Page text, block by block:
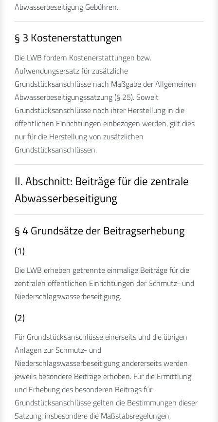
Abwasserbeseitigung Gebühren.
§ 3 Kostenerstattungen
Die LWB fordern Kostenerstattungen bzw.
Aufwendungsersatz für zusätzliche
Grundstücksanschlüsse nach Maßgabe der Allgemeinen
Abwasserbeseitigungssatzung (§ 25). Soweit
Grundstücksanschlüsse nach ihrer Herstellung in die
öffentlichen Einrichtungen einbezogen werden, gilt dies
nur für die Herstellung von zusätzlichen
Grundstücksanschlüssen.
II. Abschnitt: Beiträge für die zentrale
Abwasserbeseitigung
§ 4 Grundsätze der Beitragserhebung
(1)
Die LWB erheben getrennte einmalige Beiträge für die
zentralen öffentlichen Einrichtungen der Schmutz- und
Niederschlagswasserbeseitigung.
(2)
Für Grundstücksanschlüsse einerseits und die übrigen
Anlagen zur Schmutz- und
Niederschlagswasserbeseitigung andererseits werden
jeweils besondere Beiträge erhoben. Für die Ermittlung
und Erhebung des besonderen Beitrags für
Grundstücksanschlüsse gelten die Bestimmungen dieser
Satzung, insbesondere die Maßstabsregelungen,